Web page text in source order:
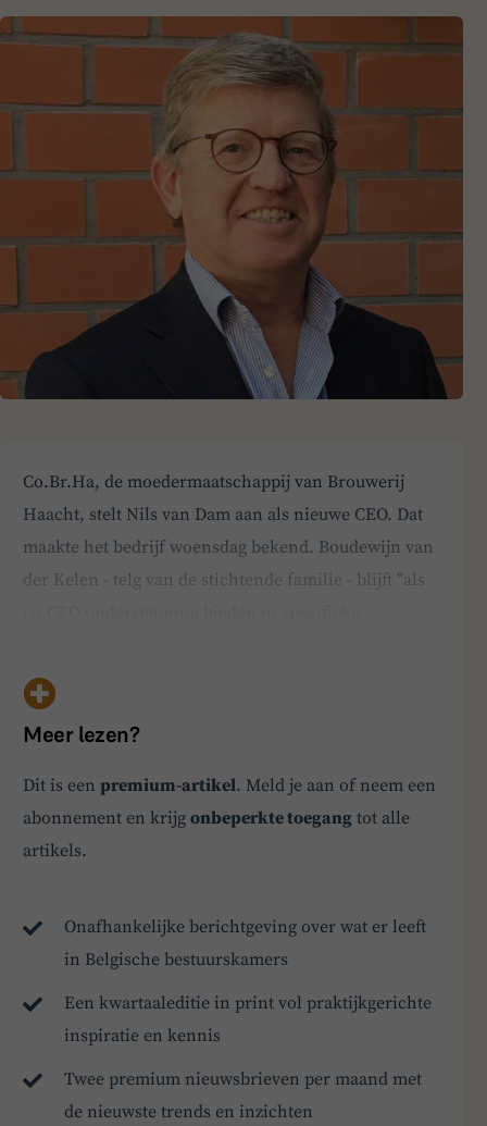
Co.Br.Ha, de moedermaatschappij van Brouwerij
Haacht, stelt Nils van Dam aan als nieuwe CEO. Dat
maakte het bedrijf woensdag bekend. Boudewijn van
der Kelen - telg van de stichtende familie - blijft "als
familiale topman van de in 1898 opgerichte
brouwerij. De maker van bieren als Primus, Tongerlo
en Super…
Meer lezen?
Dit is eenpremium-artikel. Meld je aan of neem een
abonnement en krijgonbeperkte toegang tot alle
artikels.
Onafhankelijke berichtgeving over wat er leeft
in Belgische bestuurskamers
Een kwartaaleditie in print vol praktijkgerichte
inspiratie en kennis
Twee premium nieuwsbrieven per maand met
de nieuwste trends en inzichten
Hey! Heb je een vraag over goed bestuur? Stel
ze gerust!